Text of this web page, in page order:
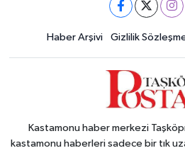
Haber Arşivi Gizlilik
Kastamonu haber merkezi
kastamonu haberleri sadece bir tık